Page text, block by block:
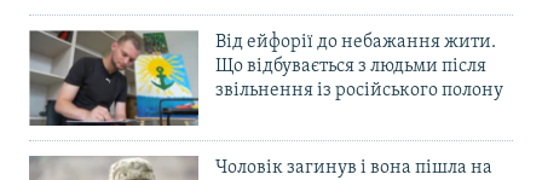
Від ейфорії до небажання жити.
Що відбувається з людьми після
звільнення із російського полону
Чоловік загинув і вона пішла на